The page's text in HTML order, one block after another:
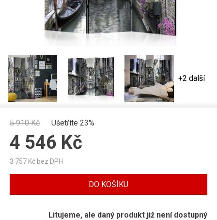
+2 další
5 910Kč Ušetříte 23%
4 546 Kč
3 757 Kč bez DPH
DO KOŠÍKU
Litujeme, ale daný produkt již není dostupný